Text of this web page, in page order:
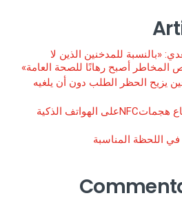
«بالنسبة للمدخنين الذين لا
المخاطر أصبح رهانًا للصحة العامة»
يزيح الحظر الطلب دون أن يلغيه
كاسبرسكي تكشف عن ارتفاع هجماتNFCعلى الهواتف الذكية